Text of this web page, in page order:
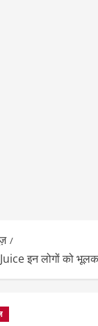
इन लोगों को भूलकर